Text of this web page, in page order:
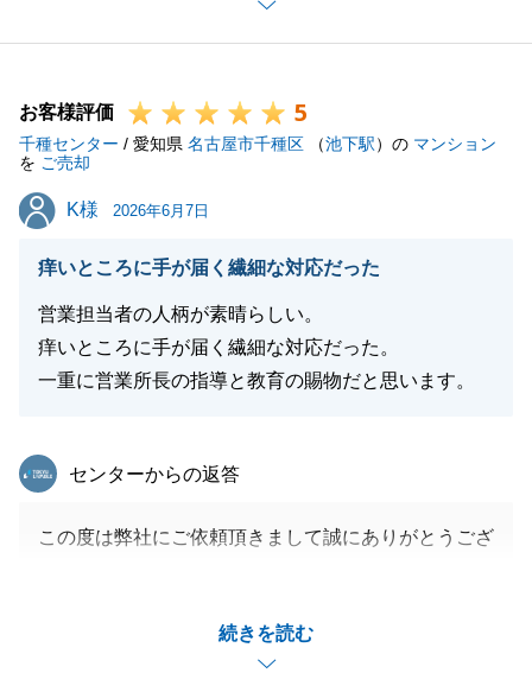
お客様からのご質問やお問い合わせにはできる限り早
く対応できるよう心がけております。
てのご相談事は、是非弊社へお声がけくださいませ。
今後ともよろしくお願い申し上げます。
お客様評価 5
千種センター / 愛知県 名古屋市千種区 （池下駅）の マンション
を ご売却
K様
K様 2026年6月7日
痒いところに手が届く繊細な対応だった
営業担当者の人柄が素晴らしい。
痒いところに手が届く繊細な対応だった。
一重に営業所長の指導と教育の賜物だと思います。
続きを読む
東急リバブル
センターからの返答
この度は弊社にご依頼頂きまして誠にありがとうござ
出したい思いで取り組んでおりました。
K様に喜んで頂けて大変嬉しく思います。